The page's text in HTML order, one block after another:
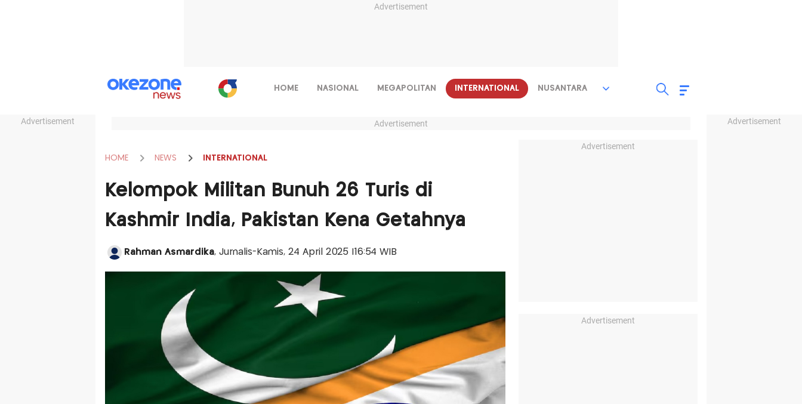
Advertisement
Advertisement Advertisement
HOME NASIONAL MEGAPOLITAN INTERNATIONAL NUSANTARA
Advertisement
HOME NEWS INTERNATIONAL
Kelompok Militan Bunuh 26 Turis di
Kashmir India, Pakistan Kena Getahnya
Rahman Asmardika, Jurnalis-Kamis, 24 April 2025 |16:54 WIB
Advertisement
Advertisement